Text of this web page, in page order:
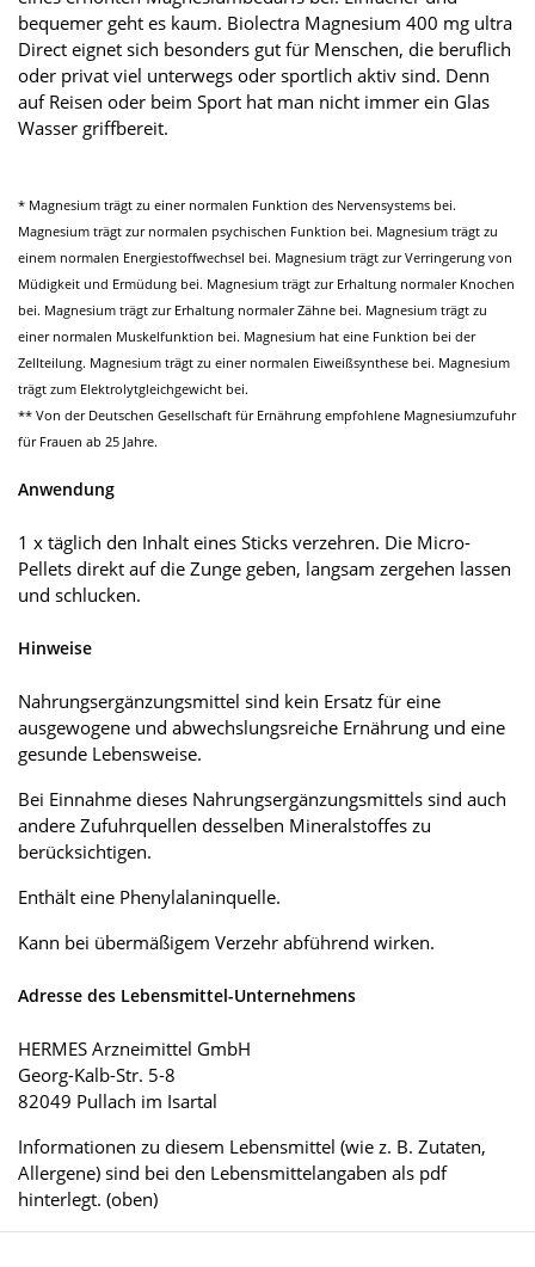
bequemer geht es kaum. Biolectra Magnesium 400 mg ultra
Direct eignet sich besonders gut für Menschen, die beruflich
oder privat viel unterwegs oder sportlich aktiv sind. Denn
auf Reisen oder beim Sport hat man nicht immer ein Glas
Wasser griffbereit.
* Magnesium trägt zu einer normalen Funktion des Nervensystems bei.
Magnesium trägt zur normalen psychischen Funktion bei. Magnesium trägt zu
einem normalen Energiestoffwechsel bei. Magnesium trägt zur Verringerung von
Müdigkeit und Ermüdung bei. Magnesium trägt zur Erhaltung normaler Knochen
bei. Magnesium trägt zur Erhaltung normaler Zähne bei. Magnesium trägt zu
einer normalen Muskelfunktion bei. Magnesium hat eine Funktion bei der
Zellteilung. Magnesium trägt zu einer normalen Eiweißsynthese bei. Magnesium
trägt zum Elektrolytgleichgewicht bei.
** Von der Deutschen Gesellschaft für Ernährung empfohlene Magnesiumzufuhr
für Frauen ab 25 Jahre.
Anwendung
1 x täglich den Inhalt eines Sticks verzehren. Die Micro-
Pellets direkt auf die Zunge geben, langsam zergehen lassen
und schlucken.
Hinweise
Nahrungsergänzungsmittel sind kein Ersatz für eine
ausgewogene und abwechslungsreiche Ernährung und eine
gesunde Lebensweise.
Bei Einnahme dieses Nahrungsergänzungsmittels sind auch
andere Zufuhrquellen desselben Mineralstoffes zu
berücksichtigen.
Enthält eine Phenylalaninquelle.
Kann bei übermäßigem Verzehr abführend wirken.
Adresse des Lebensmittel-Unternehmens
HERMES Arzneimittel GmbH
Georg-Kalb-Str. 5-8
82049 Pullach im Isartal
Informationen zu diesem Lebensmittel (wie z. B. Zutaten,
Allergene) sind bei den Lebensmittelangaben als pdf
hinterlegt. (oben)